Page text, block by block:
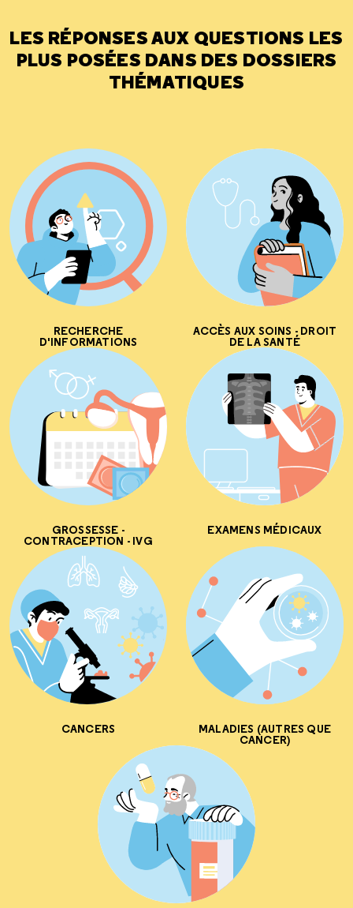
LES RÉPONSES AUX QUESTIONS LES
PLUS POSÉES DANS DES DOSSIERS
THÉMATIQUES
RECHERCHE
D'INFORMATIONS
ACCÈS AUX SOINS - DROIT
DE LA SANTÉ
GROSSESSE -
CONTRACEPTION - IVG
EXAMENS MÉDICAUX
CANCERS MALADIES (AUTRES QUE
CANCER)